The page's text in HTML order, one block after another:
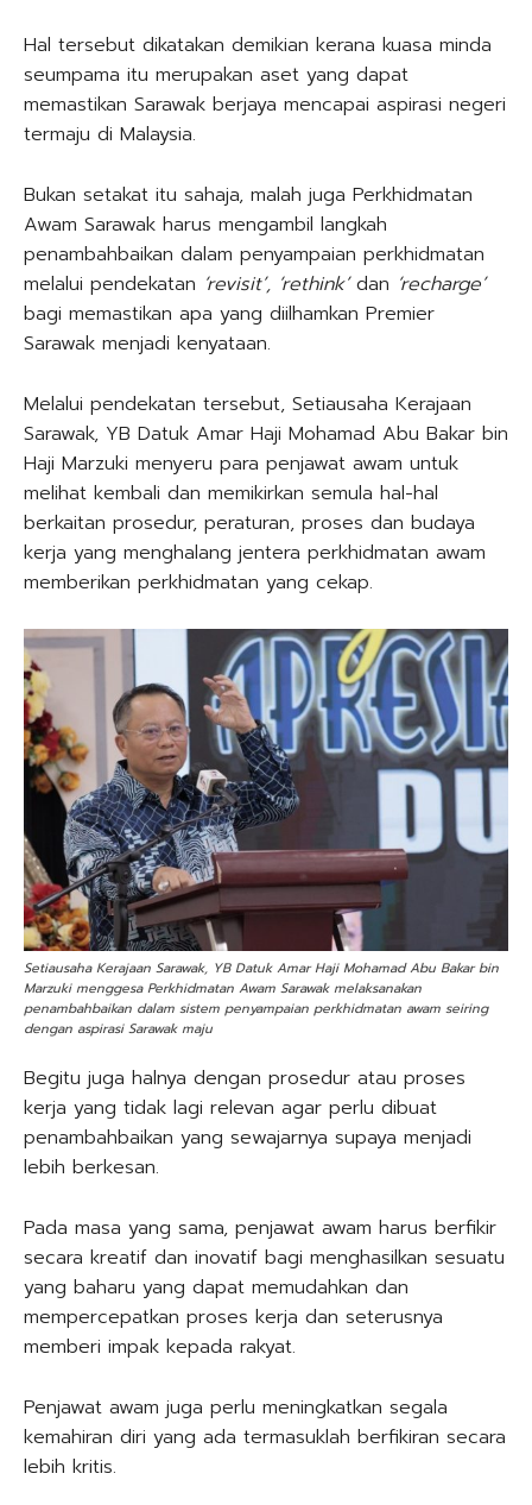
Hal tersebut dikatakan demikian kerana kuasa minda
seumpama itu merupakan aset yang dapat
memastikan Sarawak berjaya mencapai aspirasi negeri
termaju di Malaysia.
Bukan setakat itu sahaja, malah juga Perkhidmatan
Awam Sarawak harus mengambil langkah
penambahbaikan dalam penyampaian perkhidmatan
melalui pendekatan ‘revisit’, ‘rethink’dan ‘recharge’
bagi memastikan apa yang diilhamkan Premier
Sarawak menjadi kenyataan.
Melalui pendekatan tersebut, Setiausaha Kerajaan
Sarawak, YB Datuk Amar Haji Mohamad Abu Bakar bin
Haji Marzuki menyeru para penjawat awam untuk
melihat kembali dan memikirkan semula hal-hal
berkaitan prosedur, peraturan, proses dan budaya
kerja yang menghalang jentera perkhidmatan awam
memberikan perkhidmatan yang cekap.
Setiausaha Kerajaan Sarawak, YB Datuk Amar Haji Mohamad Abu Bakar bin
Marzuki menggesa Perkhidmatan Awam Sarawak melaksanakan
penambahbaikan dalam sistem penyampaian perkhidmatan awam seiring
dengan aspirasi Sarawak maju
Begitu juga halnya dengan prosedur atau proses
kerja yang tidak lagi relevan agar perlu dibuat
penambahbaikan yang sewajarnya supaya menjadi
lebih berkesan.
Pada masa yang sama, penjawat awam harus berfikir
secara kreatif dan inovatif bagi menghasilkan sesuatu
yang baharu yang dapat memudahkan dan
mempercepatkan proses kerja dan seterusnya
memberi impak kepada rakyat.
Penjawat awam juga perlu meningkatkan segala
kemahiran diri yang ada termasuklah berfikiran secara
lebih kritis.